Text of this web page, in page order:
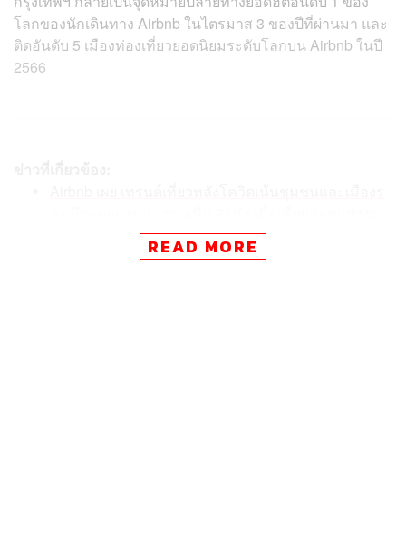
โลกของนักเดินทาง Airbnb ในไตรมาส 3 ของปีที่ผ่านมา และ
ติดอันดับ 5 เมืองท่องเที่ยวยอดนิยมระดับโลกบน Airbnb ในปี
2566
Airbnb ประกาศใช้เทคโนโลยี ‘Anti-Party’ เฝ้าระวังผู้ใช้
READ MORE